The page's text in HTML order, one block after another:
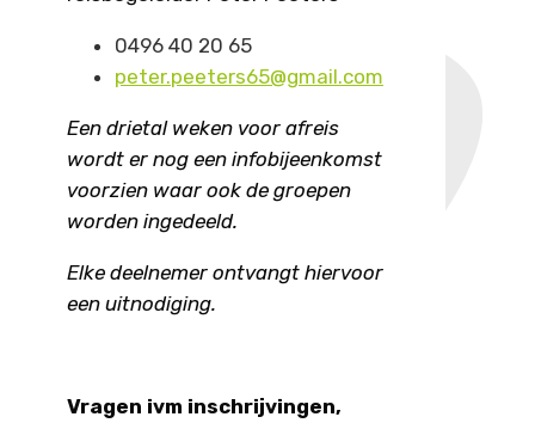
0496 40 20 65
peter.peeters65@gmail.com
Een drietal weken voor afreis
wordt er nog een infobijeenkomst
voorzien waar ook de groepen
worden ingedeeld.
Elke deelnemer ontvangt hiervoor
een uitnodiging.
Vragen ivm inschrijvingen,